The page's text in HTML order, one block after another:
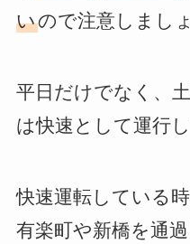
いので注意しましょ
平日だけでなく、
は快速として運行
快速運転している
有楽町や新橋を通